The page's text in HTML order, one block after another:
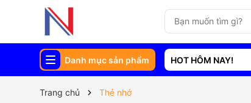
Danh mục sản phẩm HOT HÔM NAY!
Trang chủ Thẻ nhớ